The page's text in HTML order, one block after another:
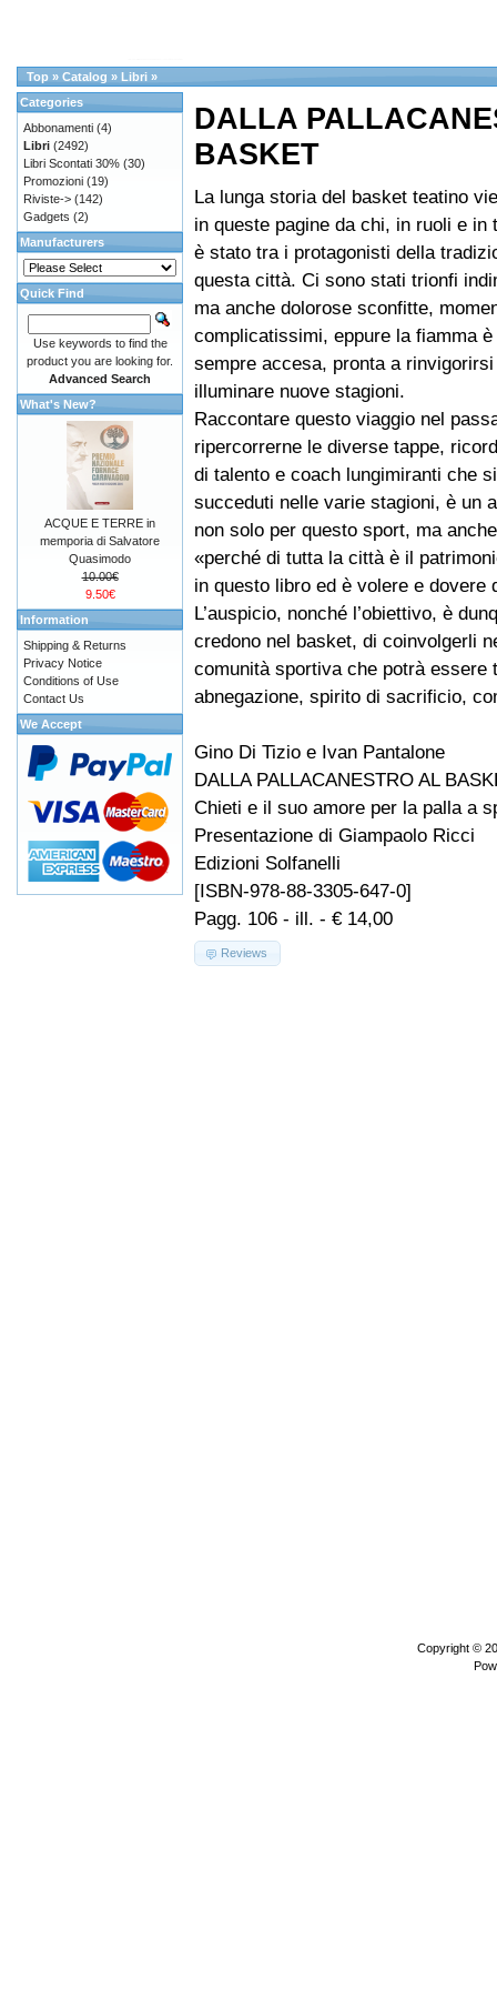
Top » Catalog » Libri »
DALLA
BASKET
La lunga storia del basket teatino
in queste pagine da chi, in ruoli e in
è stato tra i protagonisti della
questa città. Ci sono stati trionfi
ma anche dolorose sconfitte,
complicatissimi, eppure la fiamma
sempre accesa, pronta a
illuminare nuove stagioni.
Raccontare questo viaggio nel
ripercorrerne le diverse tappe,
di talento e coach lungimiranti che
succeduti nelle varie stagioni, è un
non solo per questo sport, ma
«perché di tutta la città è il
in questo libro ed è volere e
L’auspicio, nonché l’obiettivo, è
credono nel basket, di coinvolgerli
comunità sportiva che potrà
abnegazione, spirito di sacrificio,
Gino Di Tizio e Ivan Pantalone
DALLA PALLACANESTRO AL
Chieti e il suo amore per la palla a
Presentazione di Giampaolo Ricci
Edizioni Solfanelli
[ISBN-978-88-3305-647-0]
Pagg. 106 - ill. - € 14,00
Reviews
Categories
Abbonamenti (4)
Libri (2492)
Libri Scontati 30% (30)
Promozioni (19)
Riviste-> (142)
Gadgets (2)
Manufacturers
Quick Find
Use keywords to find the
product you are looking for.
Advanced Search
What's New?
ACQUE E TERRE in
memporia di Salvatore
Quasimodo
10.00€
9.50€
Information
Shipping & Returns
Privacy Notice
Conditions of Use
Contact Us
We Accept
Copyright ©